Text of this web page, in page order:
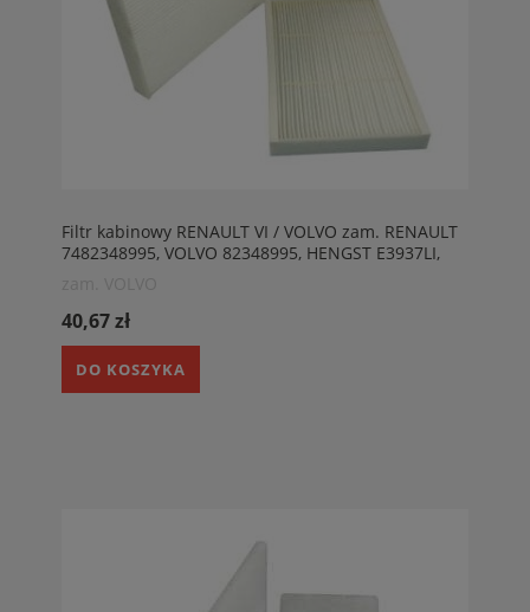
Filtr kabinowy RENAULT VI / VOLVO zam. RENAULT
7482348995, VOLVO 82348995, HENGST E3937LI,
40,67 zł
DO KOSZYKA